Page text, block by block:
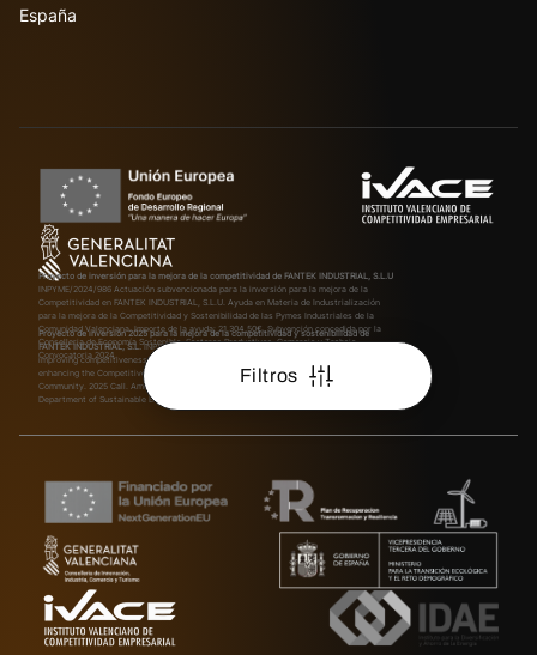
Filtros
España
Proyecto de inversión para la mejora de la competitividad de FANTEK INDUSTRIAL, S.L.U
INPYME/2024/986 Actuación subvencionada para la inversión para la mejora de la
Competitividad en FANTEK INDUSTRIAL, S.L.U. Ayuda en Materia de Industrialización
para la mejora de la Competitividad y Sostenibilidad de las Pymes Industriales de la
Comunidad Valenciana. Importe de la ayuda: 21.304,50€. Subvención concedida por la
Conselleria de Economía Sostenible, Sectores Productivos, Comercio y Trabajo.
Convocatoria 2024.
Proyecto de inversión 2025 para la mejora de la competitividad y sostenibilidad de
FANTEK INDUSTRIAL, S.L. INPYME/2025/580
improving competitiveness at FANTEK INDUSTRIAL, S.L. Aid in Industrialization for
enhancing the Competitiveness and Sustainability of Industrial SMEs in the Valencian
Community. 2025 Call. Amount of the aid: €200,000.00. Grant awarded by the
Department of Sustainable Economy, Productive Sectors, Trade and Labor.